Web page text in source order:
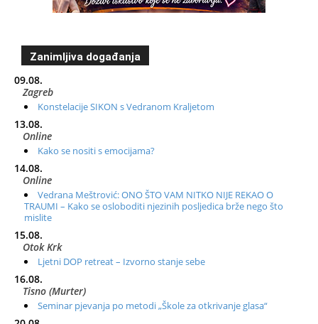
Zanimljiva događanja
09.08.
Zagreb
Konstelacije SIKON s Vedranom Kraljetom
13.08.
Online
Kako se nositi s emocijama?
14.08.
Online
Vedrana Meštrović: ONO ŠTO VAM NITKO NIJE REKAO O
TRAUMI – Kako se osloboditi njezinih posljedica brže nego što
mislite
15.08.
Otok Krk
Ljetni DOP retreat – Izvorno stanje sebe
16.08.
Tisno (Murter)
Seminar pjevanja po metodi „Škole za otkrivanje glasa“